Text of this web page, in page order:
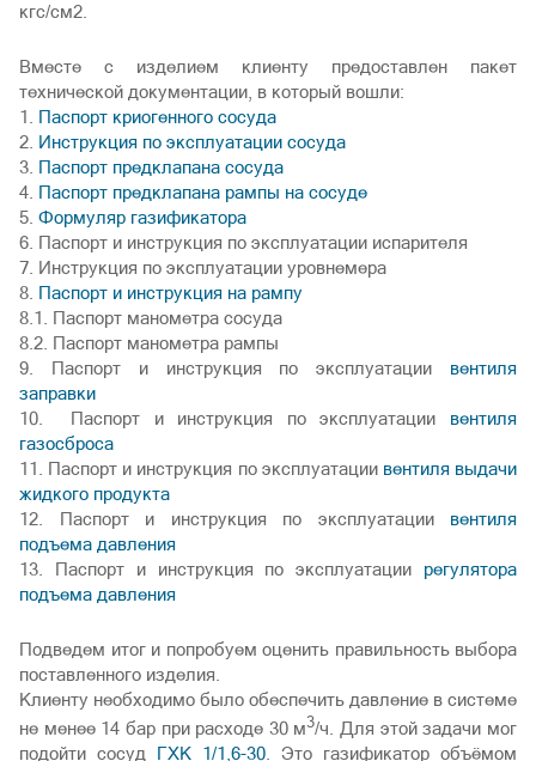
кгс/см2.
Вместе с изделием клиенту предоставлен пакет
технической документации, в который вошли:
1. Паспорт криогенного сосуда
2. Инструкция по эксплуатации сосуда
3. Паспорт предклапана сосуда
4. Паспорт предклапана рампы на сосуде
5. Формуляр газификатора
6. Паспорт и инструкция по эксплуатации испарителя
7. Инструкция по эксплуатации уровнемера
8. Паспорт и инструкция на рампу
8.1. Паспорт манометра сосуда
8.2. Паспорт манометра рампы
9. Паспорт и инструкция по эксплуатации вентиля
заправки
10. Паспорт и инструкция по эксплуатации вентиля
газосброса
11. Паспорт и инструкция по эксплуатации вентиля выдачи
жидкого продукта
12. Паспорт и инструкция по эксплуатации вентиля
подъема давления
13. Паспорт и инструкция по эксплуатации регулятора
подъема давления
Подведем итог и попробуем оценить правильность выбора
поставленного изделия.
Клиенту необходимо было обеспечить давление в системе
не менее 14 бар при расходе 30 м3/ч. Для этой задачи мог
подойти сосуд ГХК 1/1,6-30 . Это газификатор объёмом